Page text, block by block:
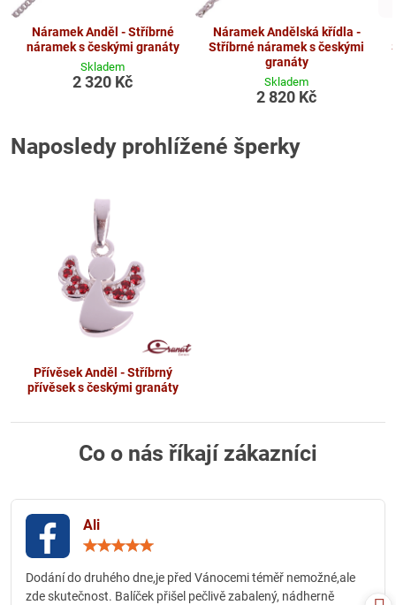
Náramek Anděl - Stříbrné
náramek s českými granáty
Skladem
2 320 Kč
Náramek Andělská křídla -
Stříbrné náramek s českými
granáty
Skladem
2 820 Kč
Naposledy prohlížené šperky
Přívěsek Anděl - Stříbrný
přívěsek s českými granáty
Co o nás říkají zákazníci
Ali
5
Dodání do druhého dne,je před Vánocemi téměř nemožné,ale
zde skutečnost. Balíček přišel pečlivě zabalený, nádherně